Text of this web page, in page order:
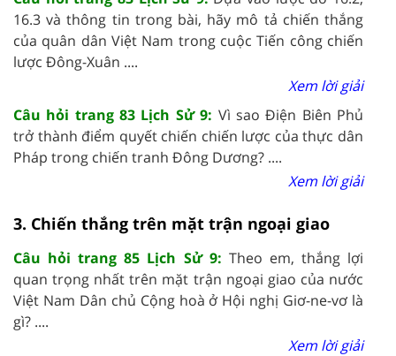
16.3 và thông tin trong bài, hãy mô tả chiến thắng
của quân dân Việt Nam trong cuộc Tiến công chiến
lược Đông-Xuân ....
Xem lời giải
Câu hỏi trang 83 Lịch Sử 9: Vì sao Điện Biên Phủ
trở thành điểm quyết chiến chiến lược của thực dân
Pháp trong chiến tranh Đông Dương? ....
Xem lời giải
3. Chiến thắng trên mặt trận ngoại giao
Câu hỏi trang 85 Lịch Sử 9: Theo em, thắng lợi
quan trọng nhất trên mặt trận ngoại giao của nước
Việt Nam Dân chủ Cộng hoà ở Hội nghị Giơ-ne-vơ là
gì? ....
Xem lời giải